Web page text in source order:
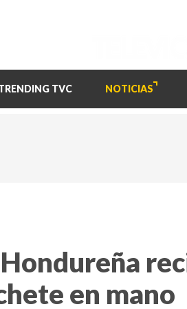
TVC NOTICIAS
en mano